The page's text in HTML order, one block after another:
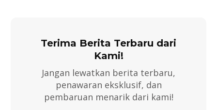
Terima Berita Terbaru dari
Kami!
Jangan lewatkan berita terbaru,
penawaran eksklusif, dan
pembaruan menarik dari kami!